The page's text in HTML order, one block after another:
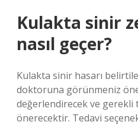
Kulakta sinir
nasıl geçer?
Kulakta sinir hasarı
doktoruna görünmeniz
değerlendirecek ve gerekli
önerecektir. Tedavi